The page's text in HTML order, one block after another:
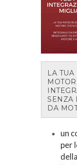
LA TUA
SENZA
DA
un
per